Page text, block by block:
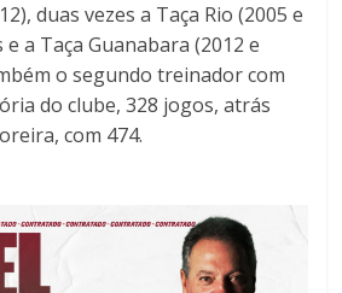
duas vezes a Taça Rio (2005 e
e a Taça Guanabara (2012 e
o segundo treinador com
do clube, 328 jogos, atrás
com 474.